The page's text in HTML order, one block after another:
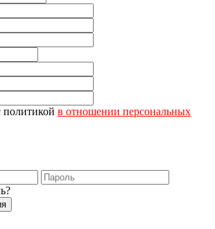
политикой в отношении персональных